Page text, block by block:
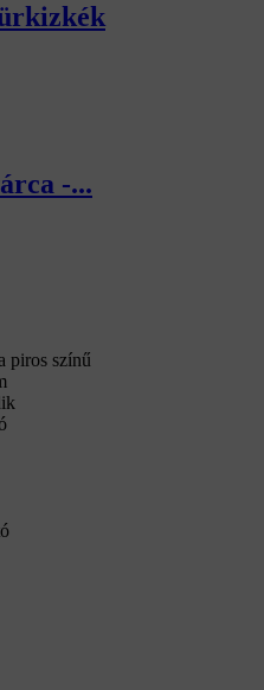
-...
piros színű